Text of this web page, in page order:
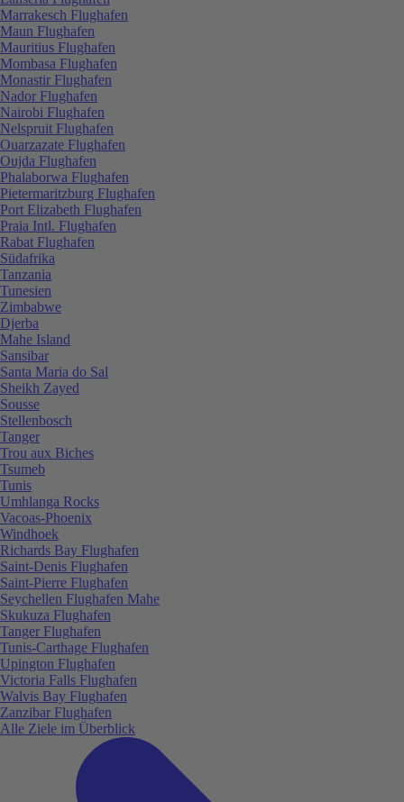
Marrakesch Flughafen
Maun Flughafen
Mauritius Flughafen
Mombasa Flughafen
Monastir Flughafen
Nador Flughafen
Nairobi Flughafen
Nelspruit Flughafen
Ouarzazate Flughafen
Oujda Flughafen
Phalaborwa Flughafen
Pietermaritzburg Flughafen
Port Elizabeth Flughafen
Praia Intl. Flughafen
Rabat Flughafen
Südafrika
Tanzania
Tunesien
Zimbabwe
Djerba
Mahe Island
Sansibar
Santa Maria do Sal
Sheikh Zayed
Sousse
Stellenbosch
Tanger
Trou aux Biches
Tsumeb
Tunis
Umhlanga Rocks
Vacoas-Phoenix
Windhoek
Richards Bay Flughafen
Saint-Denis Flughafen
Saint-Pierre Flughafen
Seychellen Flughafen Mahe
Skukuza Flughafen
Tanger Flughafen
Tunis-Carthage Flughafen
Upington Flughafen
Victoria Falls Flughafen
Walvis Bay Flughafen
Zanzibar Flughafen
Alle Ziele im Überblick